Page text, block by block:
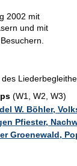
2002 mit
und mit
(W1, W2, W3)
W. Böhler,
Pfiester,
Groenewald,